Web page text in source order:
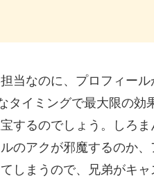
当なのに、プロフィール
タイミングで最大限の効
するのでしょう。しろ
のアクが邪魔するのか、
しまうので、兄弟がキ